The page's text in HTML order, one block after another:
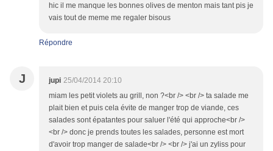
hic il me manque les bonnes olives de menton mais tant pis je
vais tout de meme me regaler bisous
Répondre
J jupi 25/04/2014 20:10
miam les petit violets au grill, non ?<br /> <br /> ta salade me
plait bien et puis cela évite de manger trop de viande, ces
salades sont épatantes pour saluer l'été qui approche<br />
<br /> donc je prends toutes les salades, personne est mort
d'avoir trop manger de salade<br /> <br /> j'ai un zyliss pour